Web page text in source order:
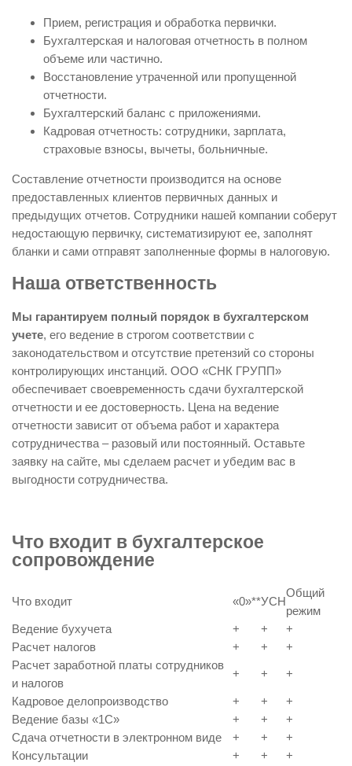
Прием, регистрация и обработка первички.
Бухгалтерская и налоговая отчетность в полном
объеме или частично.
Восстановление утраченной или пропущенной
отчетности.
Бухгалтерский баланс с приложениями.
Кадровая отчетность: сотрудники, зарплата,
страховые взносы, вычеты, больничные.
Составление отчетности производится на основе
предоставленных клиентов первичных данных и
предыдущих отчетов. Сотрудники нашей компании соберут
недостающую первичку, систематизируют ее, заполнят
бланки и сами отправят заполненные формы в налоговую.
Наша ответственность
Мы гарантируем полный порядок в бухгалтерском
учете, его ведение в строгом соответствии с
законодательством и отсутствие претензий со стороны
контролирующих инстанций. ООО «СНК ГРУПП»
обеспечивает своевременность сдачи бухгалтерской
отчетности и ее достоверность. Цена на ведение
отчетности зависит от объема работ и характера
сотрудничества – разовый или постоянный. Оставьте
заявку на сайте, мы сделаем расчет и убедим вас в
выгодности сотрудничества.
Что входит в бухгалтерское
сопровождение
Что входит «0»**УСН
Общий
режим
Ведение бухучета
+ +
+
Расчет налогов
+ +
+
Расчет заработной платы сотрудников
и налогов
+ + +
Кадровое делопроизводство + +
+
Ведение базы «1С»
+ +
+
Сдача отчетности в электронном виде
+ +
+
Консультации
+ +
+